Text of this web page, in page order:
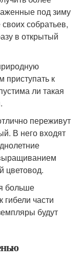
под зиму
собратьев,
в открытый
к
ли такая
переживут
В него входят
цветовод.
больше
гибели части
будут